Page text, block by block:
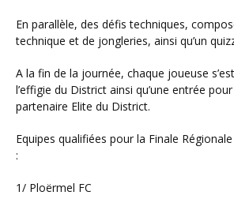
En parallèle, des défis techniques, composés d’un parcours
technique et de jongleries, ainsi qu’un
A la fin de la journée, chaque joueuse s’est vu remettre un sac à
l’effigie du District ainsi qu’une entrée
partenaire Elite du District.
Equipes qualifiées pour la Finale Régionale du Festival Pitch U13
:
1/ Ploërmel FC